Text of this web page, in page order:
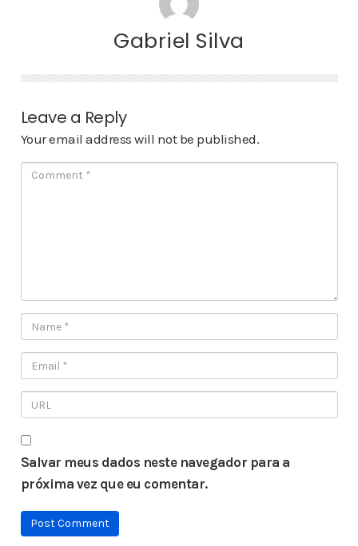
Gabriel Silva
Leave a Reply
Your email address will not be published.
Salvar meus dados neste navegador para a
próxima vez que eu comentar.